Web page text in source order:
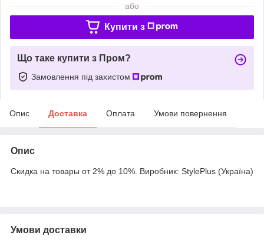
або
Купити з
Що таке купити з Пром?
Замовлення під захистом
Опис Доставка Оплата Умови повернення
Опис
Скидка на товары от 2% до 10%. Виробник: StylePlus (Україна)
Умови доставки